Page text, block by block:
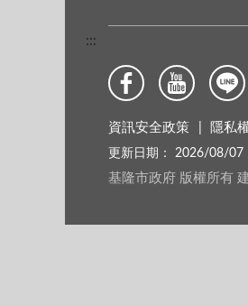
:::
資訊安全政策 隱私
更新日期： 2026/08/07
基隆市政府 版權所有